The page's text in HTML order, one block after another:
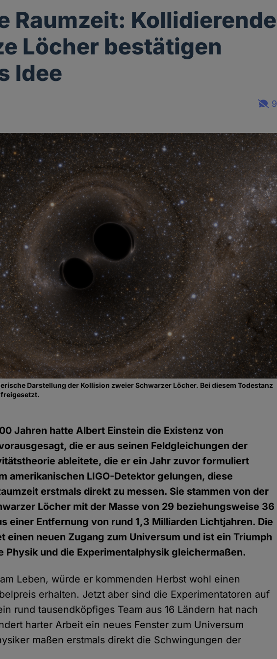
Raumzeit: Kollidierende
Löcher bestätigen
Idee
9
Darstellung der Kollision zweier Schwarzer Löcher. Bei diesem Todestanz
Jahren hatte Albert Einstein die Existenz von
die er aus seinen Feldgleichungen der
ableitete, die er ein Jahr zuvor formuliert
amerikanischen LIGO-Detektor gelungen, diese
erstmals direkt zu messen. Sie stammen von der
Löcher mit der Masse von 29 beziehungsweise 36
einer Entfernung von rund 1,3 Milliarden Lichtjahren. Die
einen neuen Zugang zum Universum und ist ein Triumph
Physik und die Experimentalphysik gleichermaßen.
Leben, würde er kommenden Herbst wohl einen
erhalten. Jetzt aber sind die Experimentatoren auf
rund tausendköpfiges Team aus 16 Ländern hat nach
harter Arbeit ein neues Fenster zum Universum
maßen erstmals direkt die Schwingungen der